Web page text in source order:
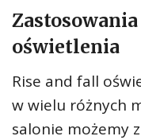
oświetlenia
Rise and fall
w wielu różnych
salonie możemy